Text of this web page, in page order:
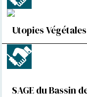
Utopies Végétales
SAGE du Bassin